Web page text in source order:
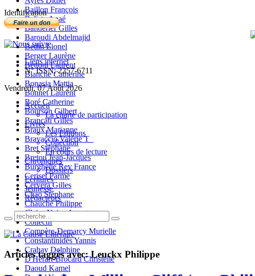
Baillon François
Balista Anaé
Banderier Gilles
Baroudi Abdelmajid
Bedin Lionel
Berger Laurène
Bettoni Laurent
Blanche Catherine
Bonasia Mattia
Bonnet Laurent
Boré Catherine
Bourson Gilbert
Brancati Gilles
Braux Marianne
Bravaccio Valérie T_
Bret Stéphane
Bretou Jean-Jacques
Burghelle Rey France
Ceriset Parme
Cervera Gilles
Chao Stéphane
Chauché Philippe
Claire-Neige Jaunet
Collectif
Compère-Demarcy Murielle
Constantinidès Yannis
Crahay Delphine
D'Hérart-Brocard Christelle
Daoud Kamel
Identification
Liens internet
N° ISSN: 2257-6711
Vendredi, 07 Août 2026
Accueil
La charte de participation
Livres
Les Editions
Collection
En cours de lecture
Chroniques
Dossiers
Ecritures
Jeunesse
Rédacteurs
Articles taggés avec: Leuckx Philippe